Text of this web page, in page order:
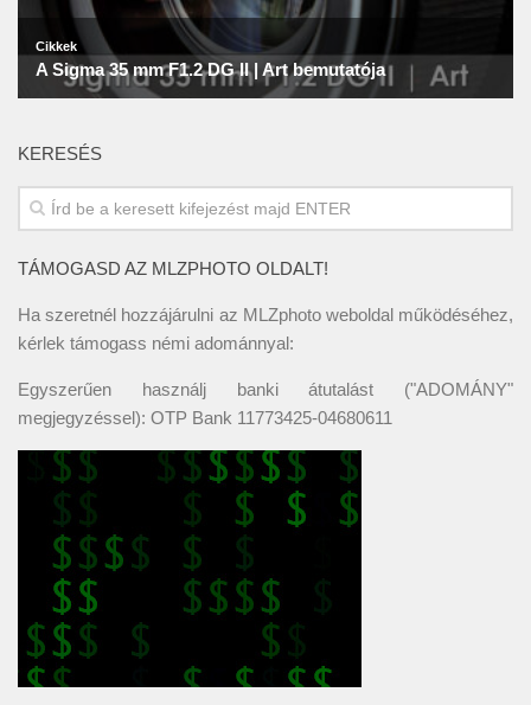
KERESÉS
TÁMOGASD AZ MLZPHOTO OLDALT!
Ha szeretnél hozzájárulni az MLZphoto weboldal működéséhez,
kérlek támogass némi adománnyal:
Egyszerűen használj banki átutalást ("ADOMÁNY"
megjegyzéssel): OTP Bank 11773425-04680611